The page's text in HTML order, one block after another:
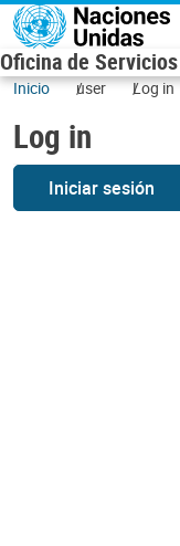
Skip to main content
Oficina de
Inicio user Log in
Log in
Iniciar sesión